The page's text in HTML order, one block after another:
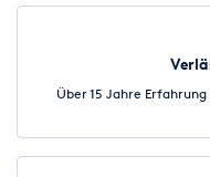
Über 15 Jahre